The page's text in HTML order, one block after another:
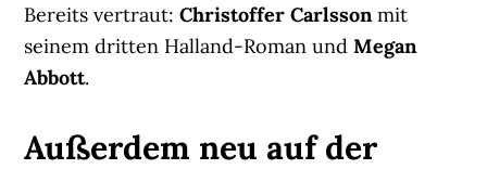
Bereits vertraut:Christoffer Carlssonmit
seinem dritten Halland-Roman undMegan
Abbott.
Außerdem neu auf der